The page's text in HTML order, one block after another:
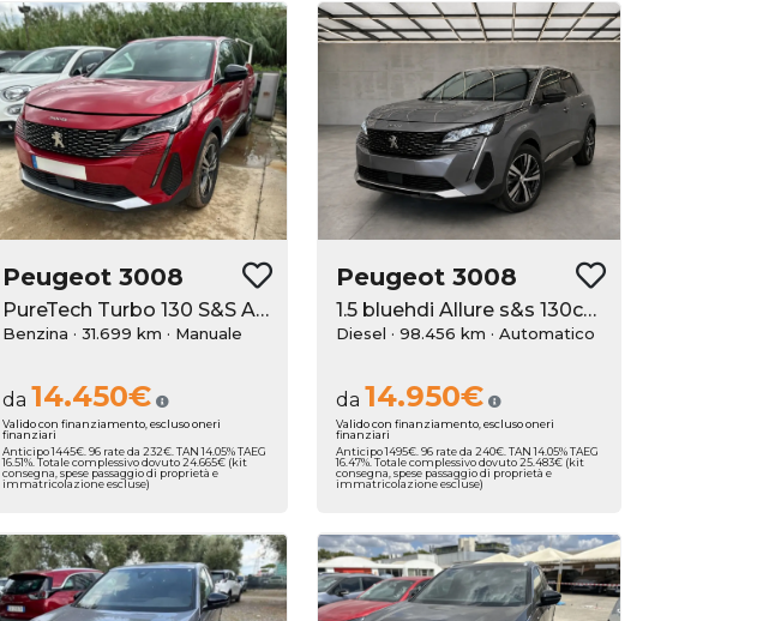
Peugeot 3008
PureTech Turbo 130 S&S Allure Pack
Benzina · 31.699 km · Manuale
da 14.450€
Valido con finanziamento, escluso oneri
finanziari
Anticipo 1445€. 96 rate da 232€. TAN 14.05% TAEG
16.51%. Totale complessivo dovuto 24.665€ (kit
consegna, spese passaggio di proprietà e
immatricolazione escluse)
Peugeot 3008
1.5 bluehdi Allure s&s 130cv eat8
Diesel · 98.456 km · Automatico
da 14.950€
Valido con finanziamento, escluso oneri
finanziari
Anticipo 1495€. 96 rate da 240€. TAN 14.05% TAEG
16.47%. Totale complessivo dovuto 25.483€ (kit
consegna, spese passaggio di proprietà e
immatricolazione escluse)